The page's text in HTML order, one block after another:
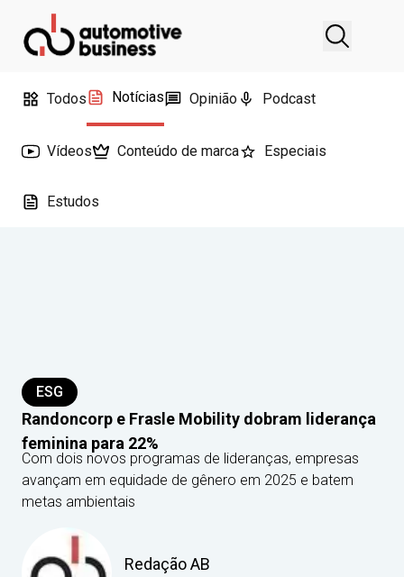
Todos Notícias Opinião Podcast
Vídeos Conteúdo de marca Especiais
Estudos
ESG
Randoncorp e Frasle Mobility dobram liderança
feminina para 22%
Com dois novos programas de lideranças, empresas
avançam em equidade de gênero em 2025 e batem
metas ambientais
Redação AB